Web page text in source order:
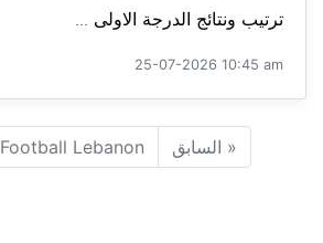
ترتيب ونتائج الدرجة الاولى ...
25-07-2026 10:45 am
« السابق Football Lebanon